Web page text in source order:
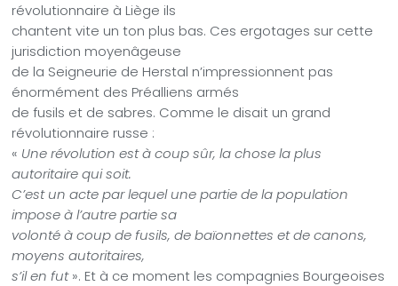
révolutionnaire à Liège ils
chantent vite un ton plus bas. Ces ergotages sur cette
jurisdiction moyenâgeuse
de la Seigneurie de Herstal n’impressionnent pas
énormément des Préalliens armés
de fusils et de sabres. Comme le disait un grand
révolutionnaire russe :
« Une révolution est à coup sûr, la chose la plus
autoritaire qui soit.
C’est un acte par lequel une partie de la population
impose à l’autre partie sa
volonté à coup de fusils, de baïonnettes et de canons,
moyens autoritaires,
s’il en fut». Et à ce moment les compagnies Bourgeoises